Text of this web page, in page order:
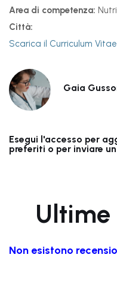
Area di competenza:
Città:
Scarica il Curriculum Vitae
Gaia
Esegui l'accesso per
preferiti o per inviare
Ultime
Non esistono